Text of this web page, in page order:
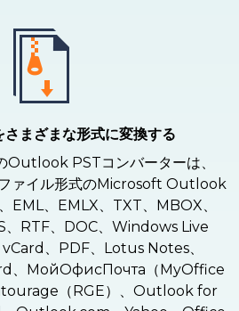
さまざまな形式に変換する
Outlook PSTコンバーターは、
ァイル形式のMicrosoft Outlook
EML、EMLX、TXT、MBOX、
、RTF、DOC、Windows Live
vCard、PDF、Lotus Notes、
、МойОфисПочта（MyOffice
（RGE）、Outlook for